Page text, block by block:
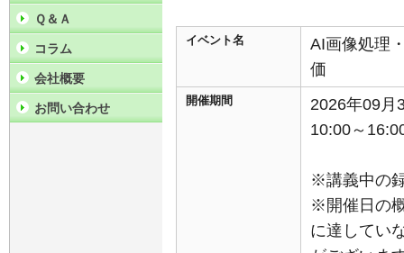
イベント名
AI画像処理
価
開催期間
2026年09月
10:00～
※講義中の
※開催日の
に達してい
Ｑ＆Ａ
コラム
会社概要
お問い合わせ